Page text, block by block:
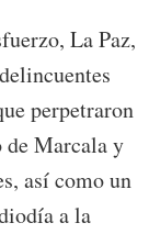
La Paz,
perpetraron
de Marcala y
así como un
a la